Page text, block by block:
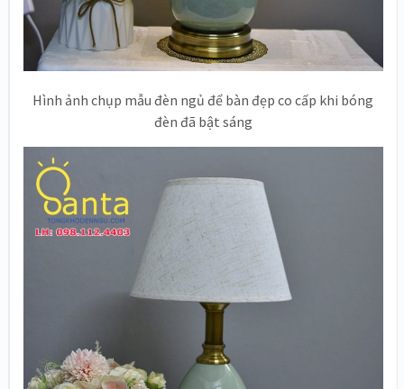
Hình ảnh chụp mẫu đèn ngủ để bàn đẹp co cấp khi bóng
đèn đã bật sáng